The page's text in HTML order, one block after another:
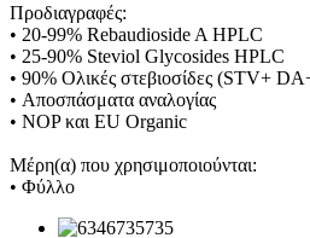
Προδιαγραφές:
• 20-99% Rebaudioside A HPLC
• 25-90% Steviol Glycosides HPLC
• 90% Ολικές στεβιοσίδες (STV+
• Αποσπάσματα αναλογίας
• NOP και EU Organic
Μέρη(α) που χρησιμοποιούνται:
• Φύλλο